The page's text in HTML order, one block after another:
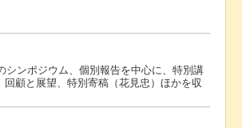
シンポジウム、個別報告を中心に、特別講
回顧と展望、特別寄稿（花見忠）ほかを収